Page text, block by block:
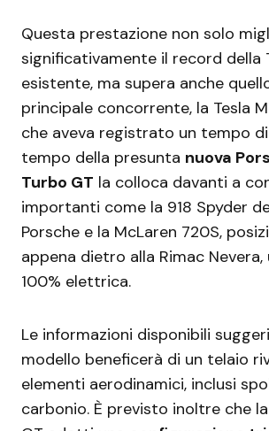
Questa prestazione non solo
significativamente il record della
esistente, ma supera anche
principale concorrente, la Tesla
che aveva registrato un tempo di
tempo della presunta nuova
Turbo GT la colloca davanti a
importanti come la 918 Spyder
Porsche e la McLaren 720S,
appena dietro alla Rimac Nevera,
100% elettrica.
Le informazioni disponibili
modello beneficerà di un telaio
elementi aerodinamici, inclusi
carbonio. È previsto inoltre che